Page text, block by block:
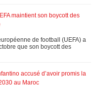
maintient son boycott des
de football (UEFA) a
que son boycott des
accusé d’avoir promis la
au Maroc